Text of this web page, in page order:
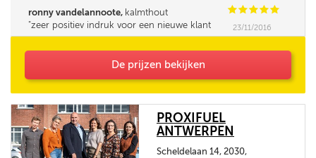
ronny vandelannoote, kalmthout CCCCC
zeer positiev indruk voor een nieuwe klant
bedankt
23/11/2016
De prijzen bekijken
PROXIFUEL
ANTWERPEN
Scheldelaan 14, 2030,